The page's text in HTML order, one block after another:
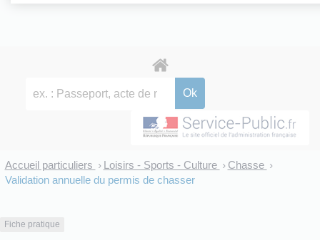
Accueil particuliers > Loisirs - Sports - Culture > Chasse >
Validation annuelle du permis de chasser
Fiche pratique